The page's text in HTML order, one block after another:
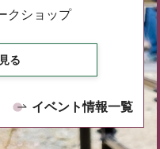
クショップ
る
イベント情報一覧